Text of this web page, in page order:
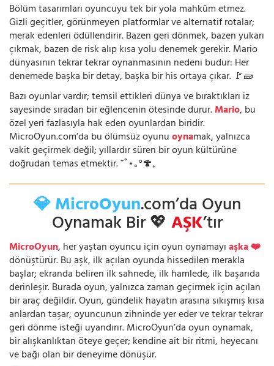
Bölüm tasarımları oyuncuyu tek bir yola mahkûm etmez.
Gizli geçitler, görünmeyen platformlar ve alternatif rotalar;
merak edenleri ödüllendirir. Bazen geri dönmek, bazen yukarı
çıkmak, bazen de risk alıp kısa yolu denemek gerekir. Mario
dünyasının tekrar tekrar oynanmasının nedeni budur: Her
denemede başka bir detay, başka bir his ortaya çıkar. 🚩🧱
Bazı oyunlar vardır; temsil ettikleri dünya ve bıraktıkları iz
sayesinde sıradan bir eğlencenin ötesinde durur.Mario, bu
özel yeri fazlasıyla hak eden oyunlardan biridir.
MicroOyun.com’da bu ölümsüz oyunuoynamak, yalnızca
vakit geçirmek değil; yıllardır süren bir oyun kültürüne
doğrudan temas etmektir. ⁺˚⋆｡°🍄₊
💎 MicroOyun.com’da Oyun
Oynamak Bir 💖AŞK’tır
MicroOyun, her yaştan oyuncu için oyun oynamayıaşka ❤️
dönüştürür. Bu aşk, ilk açılan oyunda hissedilen merakla
başlar; ekranda beliren ilk sahnede, ilk hamlede, ilk başarıda
derinleşir. Burada oyun, yalnızca zaman geçirmek için açılan
bir araç değildir. Oyun, gündelik hayatın arasına sıkışmış kısa
anlardan taşar, oyuncunun zihninde yer eder ve tekrar tekrar
geri dönme isteği uyandırır. MicroOyun’da oyun oynamak,
bir alışkanlıktan öteye geçer; kendine ait bir ritmi, heyecanı
ve bağı olan bir deneyime dönüşür.